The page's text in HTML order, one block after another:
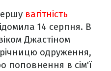
вагітність
14 серпня. В
Джастіном
одруження,
поповнення в сім'ї